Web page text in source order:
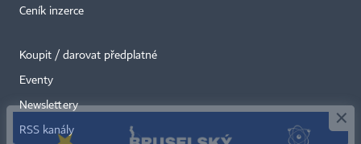
Ceník inzerce
Koupit / darovat předplatné
Eventy
Newslettery
RSS kanály